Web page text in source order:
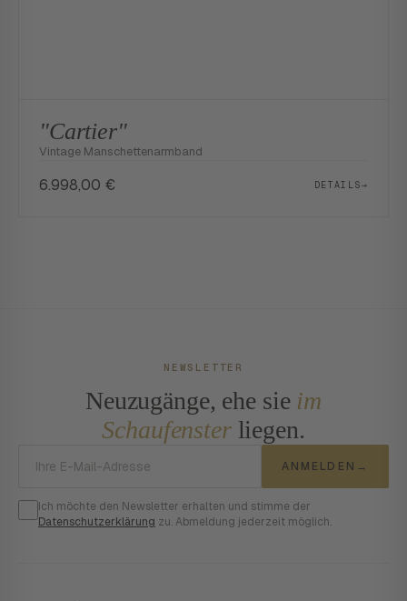
"Cartier"
Vintage Manschettenarmband
6.998,00 € DETAILS→
NEWSLETTER
Neuzugänge, ehe sie im
Schaufensterliegen.
ANMELDEN →
Ich möchte den Newsletter erhalten und stimme der
Datenschutzerklärung zu. Abmeldung jederzeit möglich.